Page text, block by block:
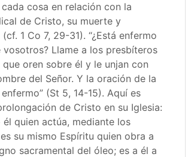
cosa en relación con la
de Cristo, su muerte y
1 Co 7, 29-31). “¿Está enfermo
vosotros? Llame a los presbíteros
que oren sobre él y le unjan con
del Señor. Y la oración de la
(St 5, 14-15). Aquí es
de Cristo en su Iglesia:
él quien actúa, mediante los
su mismo Espíritu quien obra a
sacramental del óleo; es a él a